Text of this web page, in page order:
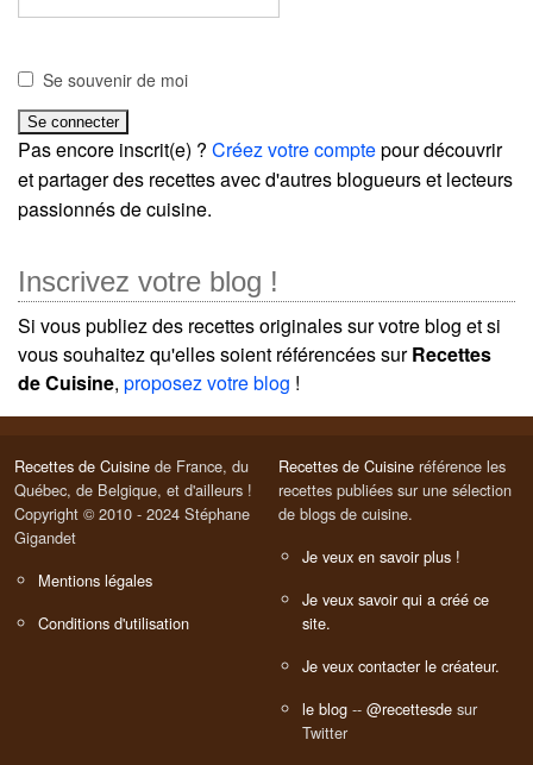
Se souvenir de moi
Pas encore inscrit(e) ? Créez votre comptepour découvrir
et partager des recettes avec d'autres blogueurs et lecteurs
passionnés de cuisine.
Inscrivez votre blog !
Si vous publiez des recettes originales sur votre blog et si
vous souhaitez qu'elles soient référencées surRecettes
de Cuisine, proposez votre blog !
Recettes de Cuisine de France, du
Québec, de Belgique, et d'ailleurs !
Copyright © 2010 - 2024 Stéphane
Gigandet
Mentions légales
Conditions d'utilisation
Recettes de Cuisine référence les
recettes publiées sur une sélection
de blogs de cuisine.
Je veux en savoir plus !
Je veux savoir qui a créé ce
site.
Je veux contacter le créateur.
le blog -- @recettesde sur
Twitter